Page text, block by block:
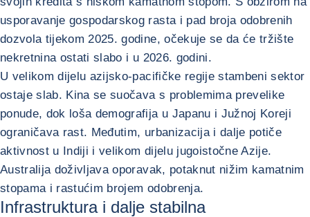
usporavanje gospodarskog rasta i pad broja odobrenih
dozvola tijekom 2025. godine, očekuje se da će tržište
nekretnina ostati slabo i u 2026. godini.
U velikom dijelu azijsko-pacifičke regije stambeni sektor
ostaje slab. Kina se suočava s problemima prevelike
ponude, dok loša demografija u Japanu i Južnoj Koreji
ograničava rast. Međutim, urbanizacija i dalje potiče
aktivnost u Indiji i velikom dijelu jugoistočne Azije.
Australija doživljava oporavak, potaknut nižim kamatnim
stopama i rastućim brojem odobrenja.
Infrastruktura i dalje stabilna